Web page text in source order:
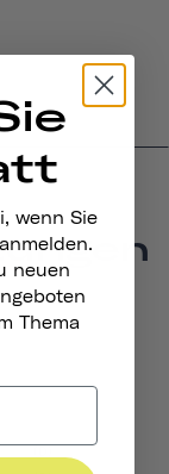
0
wenn Sie
neuen
Thema